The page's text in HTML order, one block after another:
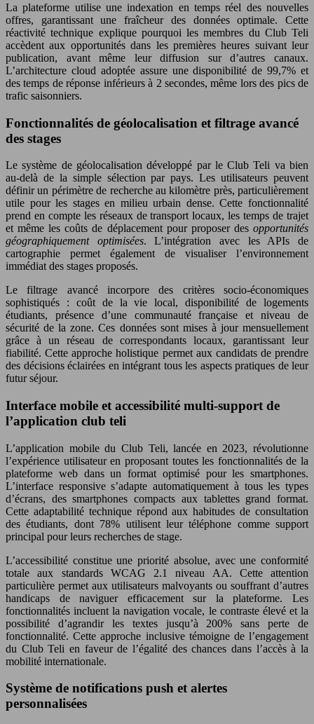
La plateforme utilise une indexation en temps réel des nouvelles
offres, garantissant une fraîcheur des données optimale. Cette
réactivité technique explique pourquoi les membres du Club Teli
accèdent aux opportunités dans les premières heures suivant leur
publication, avant même leur diffusion sur d’autres canaux.
L’architecture cloud adoptée assure une disponibilité de 99,7% et
des temps de réponse inférieurs à 2 secondes, même lors des pics de
trafic saisonniers.
Fonctionnalités de géolocalisation et filtrage avancé
des stages
Le système de géolocalisation développé par le Club Teli va bien
au-delà de la simple sélection par pays. Les utilisateurs peuvent
définir un périmètre de recherche au kilomètre près, particulièrement
utile pour les stages en milieu urbain dense. Cette fonctionnalité
prend en compte les réseaux de transport locaux, les temps de trajet
et même les coûts de déplacement pour proposer des opportunités
géographiquement optimisées. L’intégration avec les APIs de
cartographie permet également de visualiser l’environnement
immédiat des stages proposés.
Le filtrage avancé incorpore des critères socio-économiques
sophistiqués : coût de la vie local, disponibilité de logements
étudiants, présence d’une communauté française et niveau de
sécurité de la zone. Ces données sont mises à jour mensuellement
grâce à un réseau de correspondants locaux, garantissant leur
fiabilité. Cette approche holistique permet aux candidats de prendre
des décisions éclairées en intégrant tous les aspects pratiques de leur
futur séjour.
Interface mobile et accessibilité multi-support de
l’application club teli
L’application mobile du Club Teli, lancée en 2023, révolutionne
l’expérience utilisateur en proposant toutes les fonctionnalités de la
plateforme web dans un format optimisé pour les smartphones.
L’interface responsive s’adapte automatiquement à tous les types
d’écrans, des smartphones compacts aux tablettes grand format.
Cette adaptabilité technique répond aux habitudes de consultation
des étudiants, dont 78% utilisent leur téléphone comme support
principal pour leurs recherches de stage.
L’accessibilité constitue une priorité absolue, avec une conformité
totale aux standards WCAG 2.1 niveau AA. Cette attention
particulière permet aux utilisateurs malvoyants ou souffrant d’autres
handicaps de naviguer efficacement sur la plateforme. Les
fonctionnalités incluent la navigation vocale, le contraste élevé et la
possibilité d’agrandir les textes jusqu’à 200% sans perte de
fonctionnalité. Cette approche inclusive témoigne de l’engagement
du Club Teli en faveur de l’égalité des chances dans l’accès à la
mobilité internationale.
Système de notifications push et alertes
personnalisées